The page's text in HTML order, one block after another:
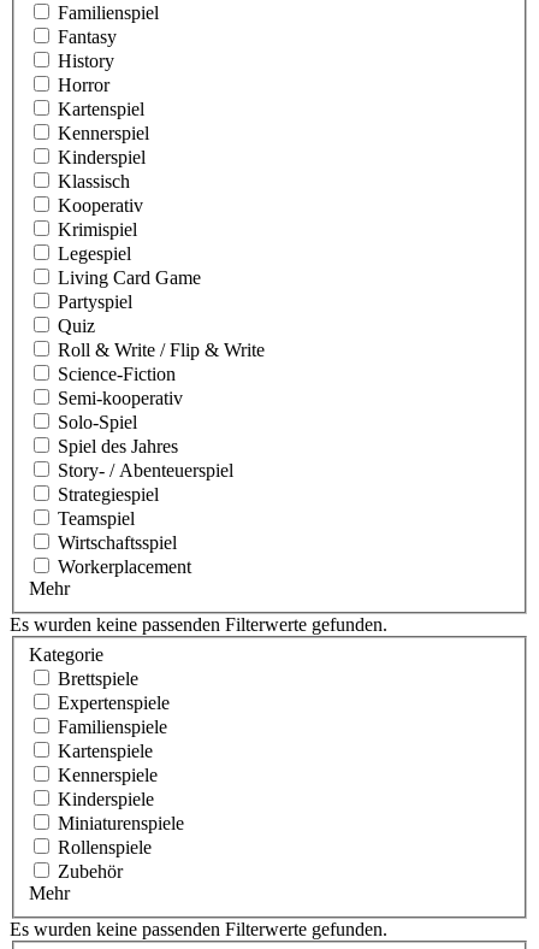
Familienspiel
Fantasy
History
Horror
Kartenspiel
Kennerspiel
Kinderspiel
Klassisch
Kooperativ
Krimispiel
Legespiel
Living Card Game
Partyspiel
Quiz
Roll & Write / Flip & Write
Science-Fiction
Semi-kooperativ
Solo-Spiel
Spiel des Jahres
Story- / Abenteuerspiel
Strategiespiel
Teamspiel
Wirtschaftsspiel
Workerplacement
Mehr
Es wurden keine passenden Filterwerte gefunden.
Kategorie
Brettspiele
Expertenspiele
Familienspiele
Kartenspiele
Kennerspiele
Kinderspiele
Miniaturenspiele
Rollenspiele
Zubehör
Mehr
Es wurden keine passenden Filterwerte gefunden.